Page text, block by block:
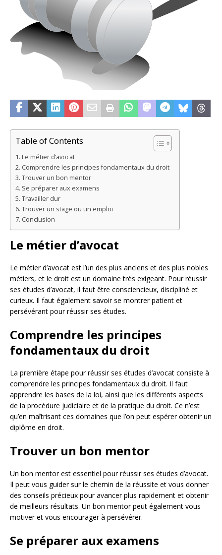
Table of Contents
Le métier d’avocat
Comprendre les principes fondamentaux du droit
Trouver un bon mentor
Se préparer aux examens
Travailler dur
Trouver un stage ou un emploi
Conclusion
Le métier d’avocat
Le métier d’avocat est l’un des plus anciens et des plus nobles
métiers, et le droit est un domaine très exigeant. Pour réussir
ses études d’avocat, il faut être consciencieux, discipliné et
curieux. Il faut également savoir se montrer patient et
persévérant pour réussir ses études.
Comprendre les principes
fondamentaux du droit
La première étape pour réussir ses études d’avocat consiste à
comprendre les principes fondamentaux du droit. Il faut
apprendre les bases de la loi, ainsi que les différents aspects
de la procédure judiciaire et de la pratique du droit. Ce n’est
qu’en maîtrisant ces domaines que l’on peut espérer obtenir un
diplôme en droit.
Trouver un bon mentor
Un bon mentor est essentiel pour réussir ses études d’avocat.
Il peut vous guider sur le chemin de la réussite et vous donner
des conseils précieux pour avancer plus rapidement et obtenir
de meilleurs résultats. Un bon mentor peut également vous
motiver et vous encourager à persévérer.
Se préparer aux examens